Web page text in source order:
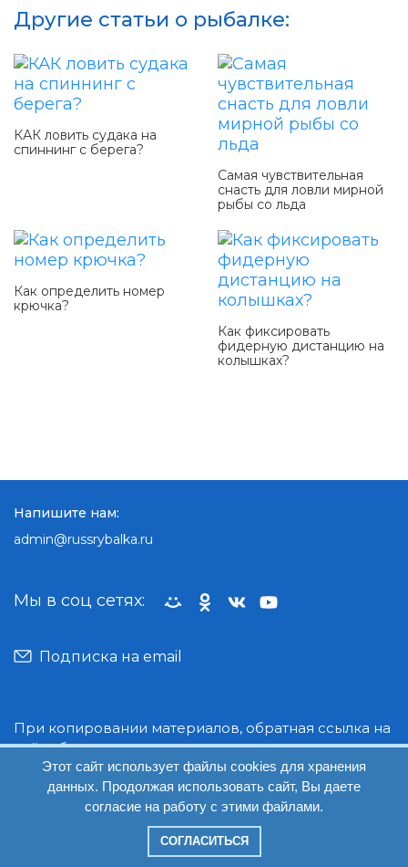
Другие статьи о рыбалке:
КАК ловить судака на
спиннинг с берега?
Самая чувствительная
снасть для ловли мирной
рыбы со льда
Как определить номер
крючка?
Как фиксировать
фидерную дистанцию на
колышках?
При копировании материалов, обратная ссылка на
сайт обязательна.
© Руссрыбалка: 2018-2026
Мы в соц сетях:
Подписка на email
Напишите нам:
admin@russrybalka.ru
Этот сайт использует файлы cookies для хранения
данных. Продолжая использовать сайт, Вы даете
согласие на работу с этими файлами.
СОГЛАСИТЬСЯ